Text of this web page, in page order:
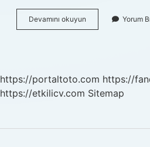
Devamını okuyun
Ne
Yorum
https://portaltoto.com https://
https://etkilicv.com Sitemap